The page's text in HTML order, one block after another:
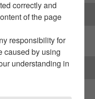
correctly and
of the page
responsibility for
caused by using
understanding in